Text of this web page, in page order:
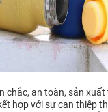
chắc, an toàn, sản xuất
hợp với sự can thiệp